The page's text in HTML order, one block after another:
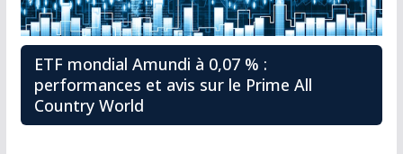
ETF mondial Amundi à 0,07 % :
performances et avis sur le Prime All
Country World